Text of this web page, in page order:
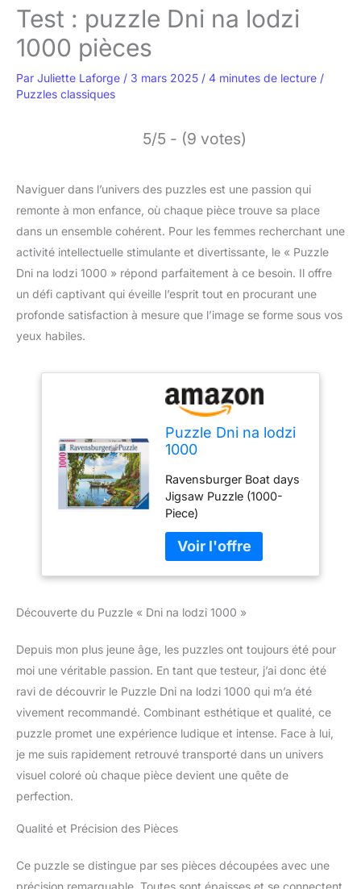
Test : puzzle Dni na lodzi
1000 pièces
Par Juliette Laforge / 3 mars 2025 / 4 minutes de lecture /
Puzzles classiques
5/5 - (9 votes)
Naviguer dans l’univers des puzzles est une passion qui
remonte à mon enfance, où chaque pièce trouve sa place
dans un ensemble cohérent. Pour les femmes recherchant une
activité intellectuelle stimulante et divertissante, le « Puzzle
Dni na lodzi 1000 » répond parfaitement à ce besoin. Il offre
un défi captivant qui éveille l’esprit tout en procurant une
profonde satisfaction à mesure que l’image se forme sous vos
yeux habiles.
Puzzle Dni na lodzi
1000
Ravensburger Boat days
Jigsaw Puzzle (1000-
Piece)
Découverte du Puzzle « Dni na lodzi 1000 »
Depuis mon plus jeune âge, les puzzles ont toujours été pour
moi une véritable passion. En tant que testeur, j’ai donc été
ravi de découvrir le Puzzle Dni na lodzi 1000 qui m’a été
vivement recommandé. Combinant esthétique et qualité, ce
puzzle promet une expérience ludique et intense. Face à lui,
je me suis rapidement retrouvé transporté dans un univers
visuel coloré où chaque pièce devient une quête de
perfection.
Qualité et Précision des Pièces
Ce puzzle se distingue par ses pièces découpées avec une
précision remarquable. Toutes sont épaisses et se connectent